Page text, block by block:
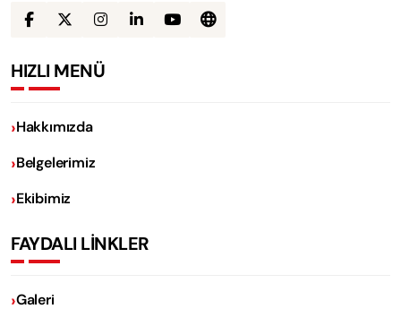
HIZLI MENÜ
Hakkımızda
Belgelerimiz
Ekibimiz
FAYDALI LİNKLER
Galeri